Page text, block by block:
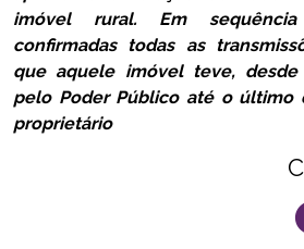
imóvel rural. Em
confirmadas todas as
que aquele imóvel teve,
pelo Poder Público até o último
proprietário